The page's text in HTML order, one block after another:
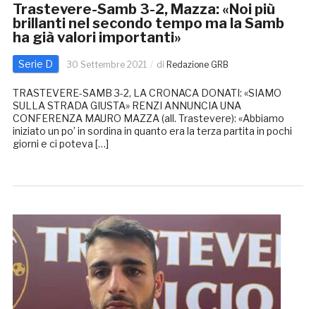
Trastevere-Samb 3-2, Mazza: «Noi più
brillanti nel secondo tempo ma la Samb
ha già valori importanti»
Serie D 30 Settembre 2021 di Redazione GRB
TRASTEVERE-SAMB 3-2, LA CRONACA DONATI: «SIAMO
SULLA STRADA GIUSTA» RENZI ANNUNCIA UNA
CONFERENZA MAURO MAZZA (all. Trastevere): «Abbiamo
iniziato un po’ in sordina in quanto era la terza partita in pochi
giorni e ci poteva […]